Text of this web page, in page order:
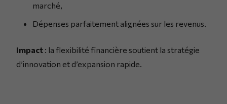
marché,
Dépenses parfaitement alignées sur les revenus.
Impact : la flexibilité financière soutient la stratégie
d’innovation et d’expansion rapide.